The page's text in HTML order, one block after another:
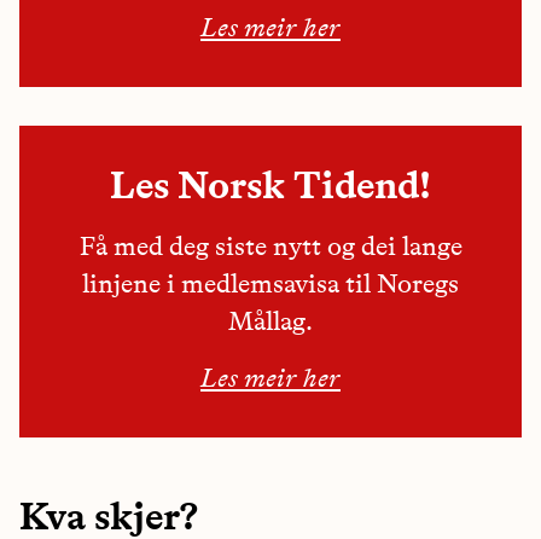
Les meir her
Les Norsk Tidend!
Få med deg siste nytt og dei lange
linjene i medlemsavisa til Noregs
Mållag.
Les meir her
Kva skjer?